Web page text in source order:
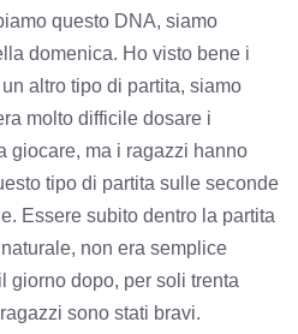
questo DNA, siamo
domenica. Ho visto bene i
altro tipo di partita, siamo
molto difficile dosare i
giocare, ma i ragazzi hanno
tipo di partita sulle seconde
Essere subito dentro la partita
non era semplice
giorno dopo, per soli trenta
sono stati bravi.